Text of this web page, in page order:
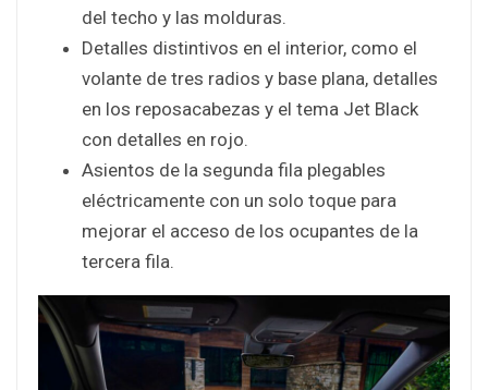
del techo y las molduras.
Detalles distintivos en el interior, como el
volante de tres radios y base plana, detalles
en los reposacabezas y el tema Jet Black
con detalles en rojo.
Asientos de la segunda fila plegables
eléctricamente con un solo toque para
mejorar el acceso de los ocupantes de la
tercera fila.